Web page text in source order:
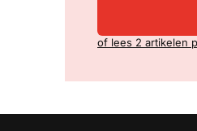
of lees 2 artikelen